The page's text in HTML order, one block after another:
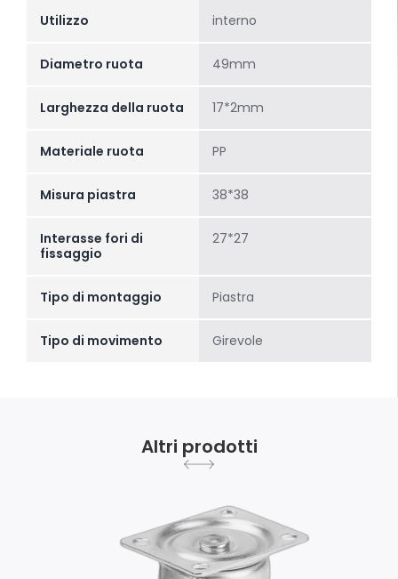
Utilizzo interno
Diametro ruota 49mm
Larghezza della ruota 17*2mm
Materiale ruota PP
Misura piastra 38*38
Interasse fori di
fissaggio
27*27
Tipo di montaggio Piastra
Tipo di movimento Girevole
Altri prodotti